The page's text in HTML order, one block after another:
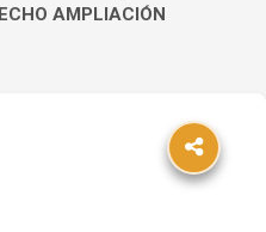
AMPLIACIÓN